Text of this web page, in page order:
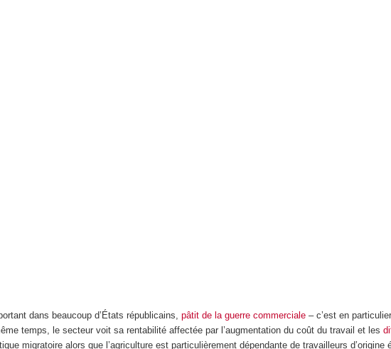
dans beaucoup d’États républicains,pâtit de la guerre commerciale – c’est en
temps, le secteur voit sa rentabilité affectée par l’augmentation du coût du travail et les
migratoire alors que l’agriculture est particulièrement dépendante de travailleurs